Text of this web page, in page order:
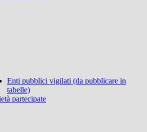
Enti pubblici vigilati (da pubblicare in
tabelle)
partecipate